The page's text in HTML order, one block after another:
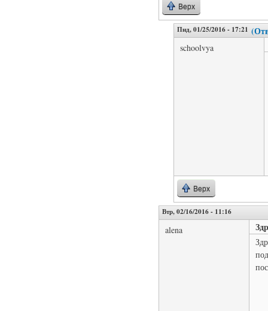
Верх
Пнд, 01/25/2016 - 17:21
schoolvya
Верх
Втр, 02/16/2016 - 11:16
alena